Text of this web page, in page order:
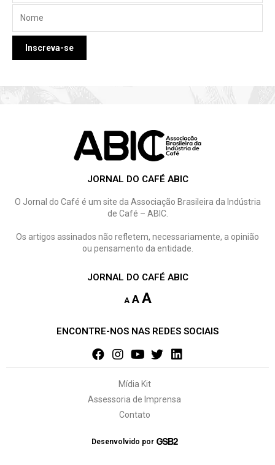
JORNAL DO CAFÉ ABIC
O Jornal do Café é um site da Associação Brasileira da Indústria
de Café – ABIC.
Os artigos assinados não refletem, necessariamente, a opinião
ou pensamento da entidade.
JORNAL DO CAFÉ ABIC
A A A
ENCONTRE-NOS NAS REDES SOCIAIS
Mídia Kit
Assessoria de Imprensa
Contato
Desenvolvido por